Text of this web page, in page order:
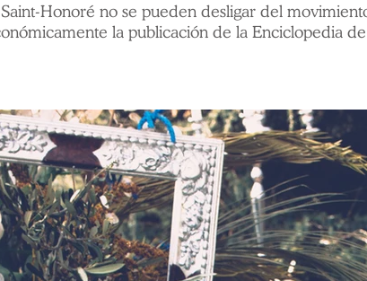
Honoré no se pueden desligar del
la publicación de la Enciclopedia